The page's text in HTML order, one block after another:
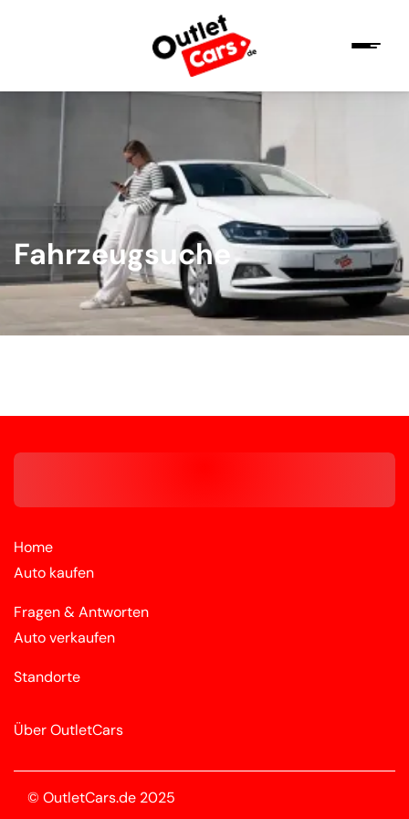
Fahrzeugsuche
Home
Auto kaufen
Fragen & Antworten
Auto verkaufen
Standorte
Über OutletCars
© OutletCars.de 2025